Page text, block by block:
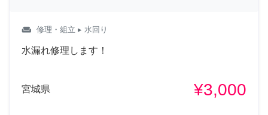
weekend 修理・組立 ▸ 水回り
水漏れ修理します！
宮城県 ¥3,000